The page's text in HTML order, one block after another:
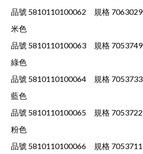
品號 5810110100062 規格 7063029
米色
品號 5810110100063 規格 7053749
綠色
品號 5810110100064 規格 7053733
藍色
品號 5810110100065 規格 7053722
粉色
品號 5810110100066 規格 7053711